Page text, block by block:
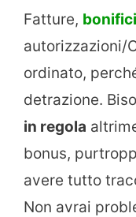
Fatture,
autorizzazioni/
ordinato,
detrazione.
in regola
bonus,
avere tutto
Non avrai